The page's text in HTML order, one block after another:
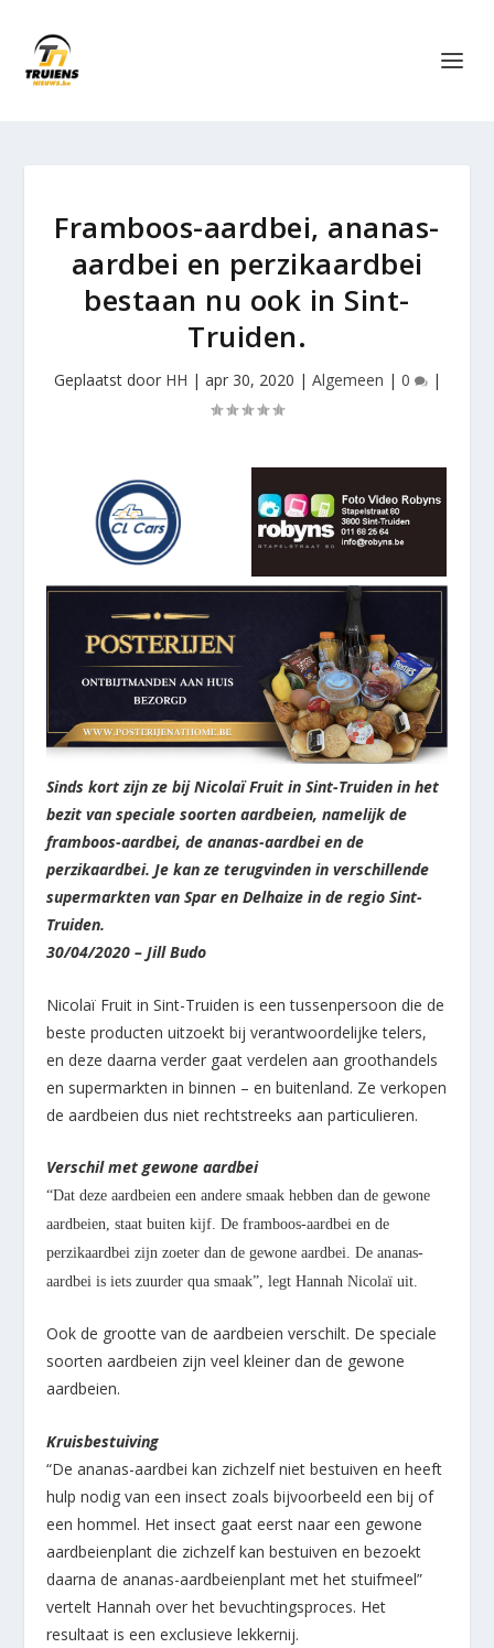
Framboos-aardbei, ananas-
aardbei en perzikaardbei
bestaan nu ook in Sint-
Truiden.
Geplaatst door HH | apr 30, 2020 | Algemeen | 0 |
Sinds kort zijn ze bij Nicolaï Fruit in Sint-Truiden in het
bezit van speciale soorten aardbeien, namelijk de
framboos-aardbei, de ananas-aardbei en de
perzikaardbei. Je kan ze terugvinden in verschillende
supermarkten van Spar en Delhaize in de regio Sint-
Truiden.
30/04/2020 – Jill Budo
Nicolaï Fruit in Sint-Truiden is een tussenpersoon die de
beste producten uitzoekt bij verantwoordelijke telers,
en deze daarna verder gaat verdelen aan groothandels
en supermarkten in binnen – en buitenland. Ze verkopen
de aardbeien dus niet rechtstreeks aan particulieren.
Verschil met gewone aardbei
“Dat deze aardbeien een andere smaak hebben dan de gewone
aardbeien, staat buiten kijf. De framboos-aardbei en de
perzikaardbei zijn zoeter dan de gewone aardbei. De ananas-
aardbei is iets zuurder qua smaak”, legt Hannah Nicolaï uit.
Ook de grootte van de aardbeien verschilt. De speciale
soorten aardbeien zijn veel kleiner dan de gewone
aardbeien.
Kruisbestuiving
“De ananas-aardbei kan zichzelf niet bestuiven en heeft
hulp nodig van een insect zoals bijvoorbeeld een bij of
een hommel. Het insect gaat eerst naar een gewone
aardbeienplant die zichzelf kan bestuiven en bezoekt
daarna de ananas-aardbeienplant met het stuifmeel”
vertelt Hannah over het bevuchtingsproces. Het
resultaat is een exclusieve lekkernij.